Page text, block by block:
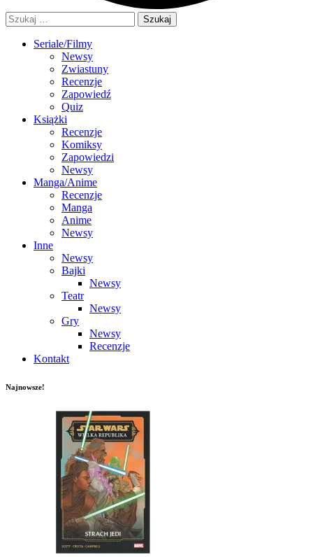
Szukaj:
Seriale/Filmy
Newsy
Zwiastuny
Recenzje
Zapowiedź
Quiz
Książki
Recenzje
Komiksy
Zapowiedzi
Newsy
Manga/Anime
Recenzje
Manga
Anime
Newsy
Inne
Newsy
Bajki
Newsy
Teatr
Newsy
Gry
Newsy
Recenzje
Kontakt
Najnowsze!